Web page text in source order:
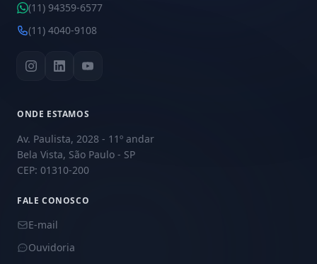
(11) 94359-6577
(11) 4040-9108
ONDE ESTAMOS
Av. Paulista, 2028 - 11º andar
Bela Vista, São Paulo - SP
CEP: 01310-200
FALE CONOSCO
E-mail
Ouvidoria